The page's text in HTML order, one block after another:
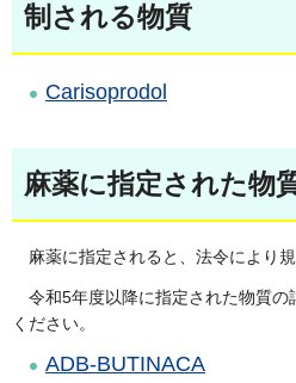
制される物質
Carisoprodol
麻薬に指定された物
麻薬に指定されると、法令により規
令和5年度以降に指定された物質の
ください。
ADB-BUTINACA